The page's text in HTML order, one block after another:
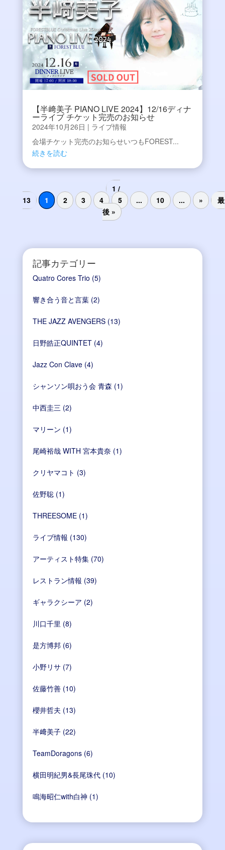
【半﨑美子 PIANO LIVE 2024】12/16ディナ
ーライブ チケット完売のお知らせ
2024年10月26日 | ライブ情報
会場チケット完売のお知らせいつもFOREST...
続きを読む
1 /
13
1 2 3 4 5 ... 10 ... »
最
後 »
記事カテゴリー
Quatro Cores Trio (5)
響き合う音と言葉(2)
THE JAZZ AVENGERS(13)
日野皓正QUINTET(4)
Jazz Con Clave(4)
シャンソン唄おう会 青森 (1)
中西圭三 (2)
マリーン (1)
尾崎裕哉 WITH 宮本貴奈 (1)
クリヤマコト (3)
佐野聡(1)
THREESOME(1)
ライブ情報 (130)
アーティスト特集(70)
レストラン情報 (39)
ギャラクシーア (2)
川口千里 (8)
是方博邦(6)
小野リサ(7)
佐藤竹善(10)
櫻井哲夫 (13)
半﨑美子(22)
TeamDoragons(6)
横田明紀男&長尾珠代(10)
鳴海昭仁with白神 (1)